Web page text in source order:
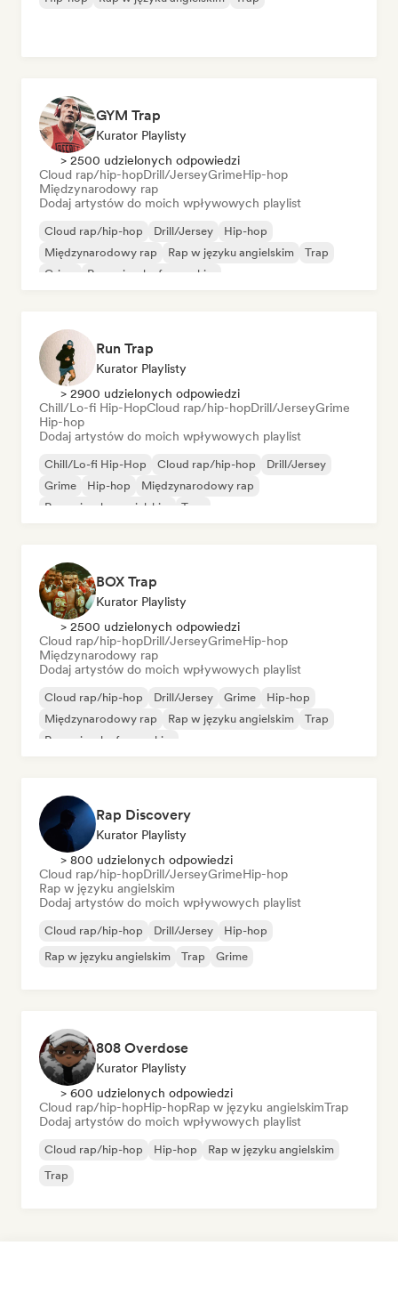
GYM Trap
Kurator Playlisty
> 2500 udzielonych odpowiedzi
Cloud rap/hip-hopDrill/JerseyGrimeHip-hop
Międzynarodowy rap
Dodaj artystów do moich wpływowych playlist
Cloud rap/hip-hop Drill/Jersey
Hip-hop
Międzynarodowy rap
Rap w języku angielskim
Trap
Grime
Rap w języku francuskim
Run Trap
Kurator Playlisty
> 2900 udzielonych odpowiedzi
Chill/Lo-fi Hip-HopCloud rap/hip-hopDrill/JerseyGrime
Hip-hop
Dodaj artystów do moich wpływowych playlist
Chill/Lo-fi Hip-Hop Cloud rap/hip-hop
Drill/Jersey
Grime
Hip-hop
Międzynarodowy rap
Rap w języku angielskim
Trap
BOX Trap
Kurator Playlisty
> 2500 udzielonych odpowiedzi
Cloud rap/hip-hopDrill/JerseyGrimeHip-hop
Międzynarodowy rap
Dodaj artystów do moich wpływowych playlist
Cloud rap/hip-hop Drill/Jersey Grime
Hip-hop
Międzynarodowy rap
Rap w języku angielskim
Trap
Rap w języku francuskim
Rap Discovery
Kurator Playlisty
> 800 udzielonych odpowiedzi
Cloud rap/hip-hopDrill/JerseyGrimeHip-hop
Rap w języku angielskim
Dodaj artystów do moich wpływowych playlist
Cloud rap/hip-hop Drill/Jersey
Hip-hop
Rap w języku angielskim
Trap Grime
808 Overdose
Kurator Playlisty
> 600 udzielonych odpowiedzi
Cloud rap/hip-hopHip-hopRap w języku angielskimTrap
Dodaj artystów do moich wpływowych playlist
Cloud rap/hip-hop Hip-hop
Rap w języku angielskim
Trap